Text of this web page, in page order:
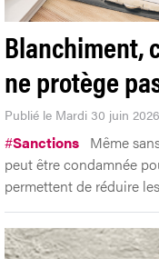
Blanchiment,
ne protège
Publié le Mardi 30 juin 2026
peut être condamnée
permettent de réduire les